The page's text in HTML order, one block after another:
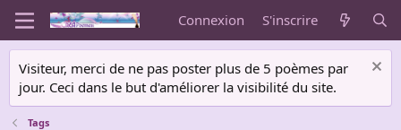
Connexion S'inscrire
Visiteur, merci de ne pas poster plus de 5 poèmes par
jour. Ceci dans le but d'améliorer la visibilité du site.
Tags